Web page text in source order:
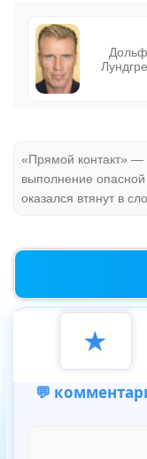
Дольф
«Прямой контакт» —
выполнение
оказался втянут в
★
💬